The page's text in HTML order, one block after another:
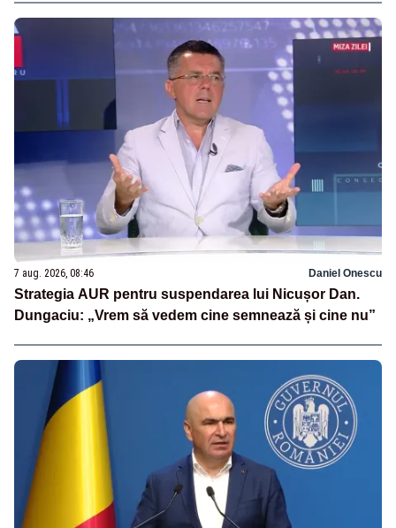
7 aug. 2026, 08:46 Daniel Onescu
Strategia AUR pentru suspendarea lui Nicușor Dan.
Dungaciu: „Vrem să vedem cine semnează și cine nu”